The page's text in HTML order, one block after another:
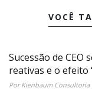
VOCÊ
Sucessão de
reativas e o efeito
Por Kienbaum Consultoria